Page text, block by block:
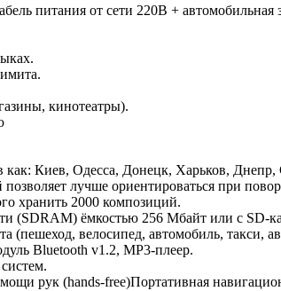
питания от сети 220В + автомобильная
кинотеатры).
Киев, Одесса, Донецк, Харьков,
лучше ориентироваться при
хранить 2000 композиций.
(SDRAM) ёмкостью 256 Мбайт или с SD-
велосипед, автомобиль, такси,
Bluetooth v1.2, MP3-плеер.
рук (hands-free)Портативная